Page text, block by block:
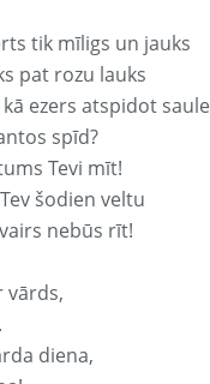
tik mīligs un jauks
pat rozu lauks
ezers atspidot
spīd?
Tevi mīt!
šodien veltu
nebūs rīt!
vārds,
diena,